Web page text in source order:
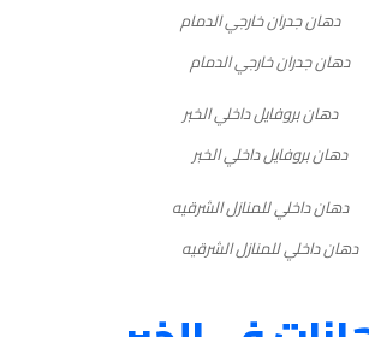
دهان جدران خارجي الدمام
دهان بروفايل داخلي الخبر
دهان داخلي للمنازل الشرقيه